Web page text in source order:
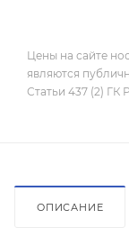
Цены на сайте
являются
Статьи 437 (2) ГК
ОПИСАНИЕ